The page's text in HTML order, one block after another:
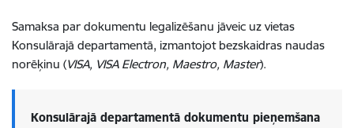
Samaksa par dokumentu legalizēšanu jāveic uz vietas
Konsulārajā departamentā, izmantojot bezskaidras naudas
norēķinu (VISA, VISA Electron, Maestro, Master).
Konsulārajā departamentā dokumentu pieņemšana